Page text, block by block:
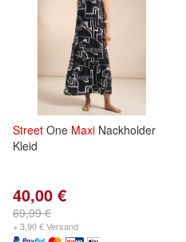
Street One Maxi Nackholder
Kleid
40,00 €
69,99 €
+ 3,90 € Versand